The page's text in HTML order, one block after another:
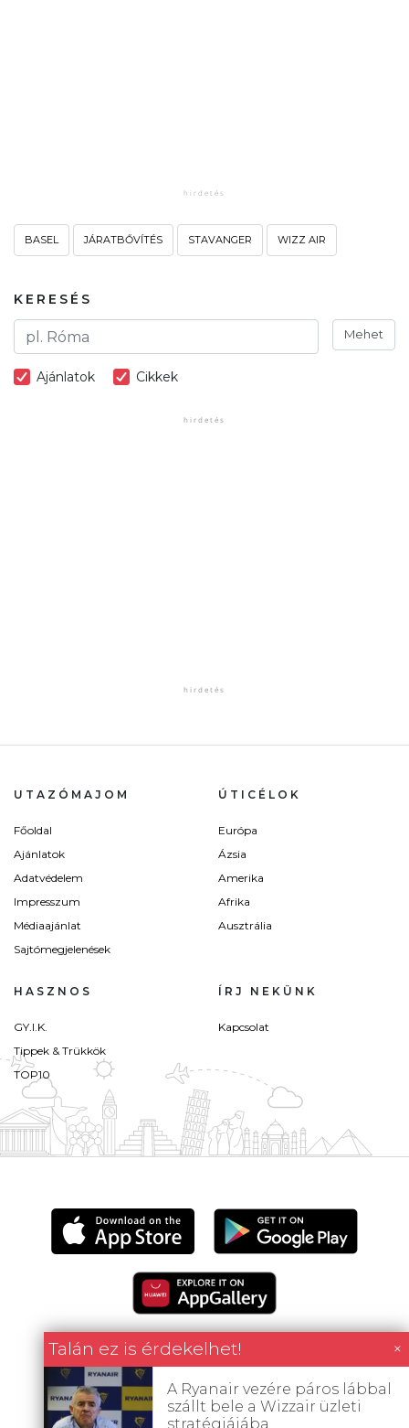
Talán ez is érdekelhet! ×
A Ryanair vezére páros lábbal
szállt bele a Wizzair üzleti
stratégiájába
BASEL JÁRATBŐVÍTÉS STAVANGER WIZZ AIR
KERESÉS
Mehet
Ajánlatok Cikkek
UTAZÓMAJOM
Főoldal
Ajánlatok
Adatvédelem
Impresszum
Médiaajánlat
Sajtómegjelenések
ÚTICÉLOK
Európa
Ázsia
Amerika
Afrika
Ausztrália
HASZNOS
GY.I.K.
Tippek & Trükkök
TOP10
ÍRJ NEKÜNK
Kapcsolat
Minden tartalom jogvédett © 2026 Utazómajom.